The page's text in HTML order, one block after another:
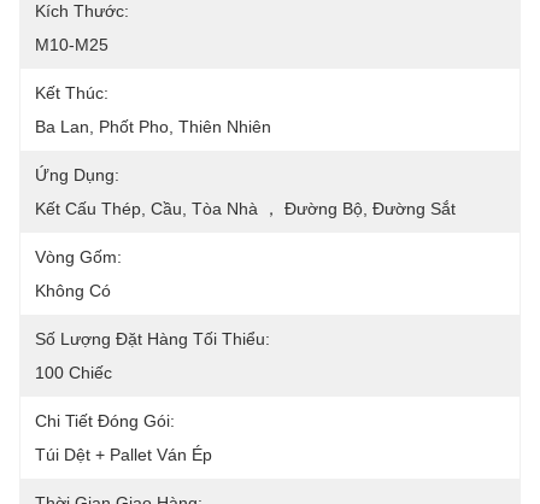
Kích Thước:
M10-M25
Kết Thúc:
Ba Lan, Phốt Pho, Thiên Nhiên
Ứng Dụng:
Kết Cấu Thép, Cầu, Tòa Nhà ， Đường Bộ, Đường Sắt
Vòng Gốm:
Không Có
Số Lượng Đặt Hàng Tối Thiểu:
100 Chiếc
Chi Tiết Đóng Gói:
Túi Dệt + Pallet Ván Ép